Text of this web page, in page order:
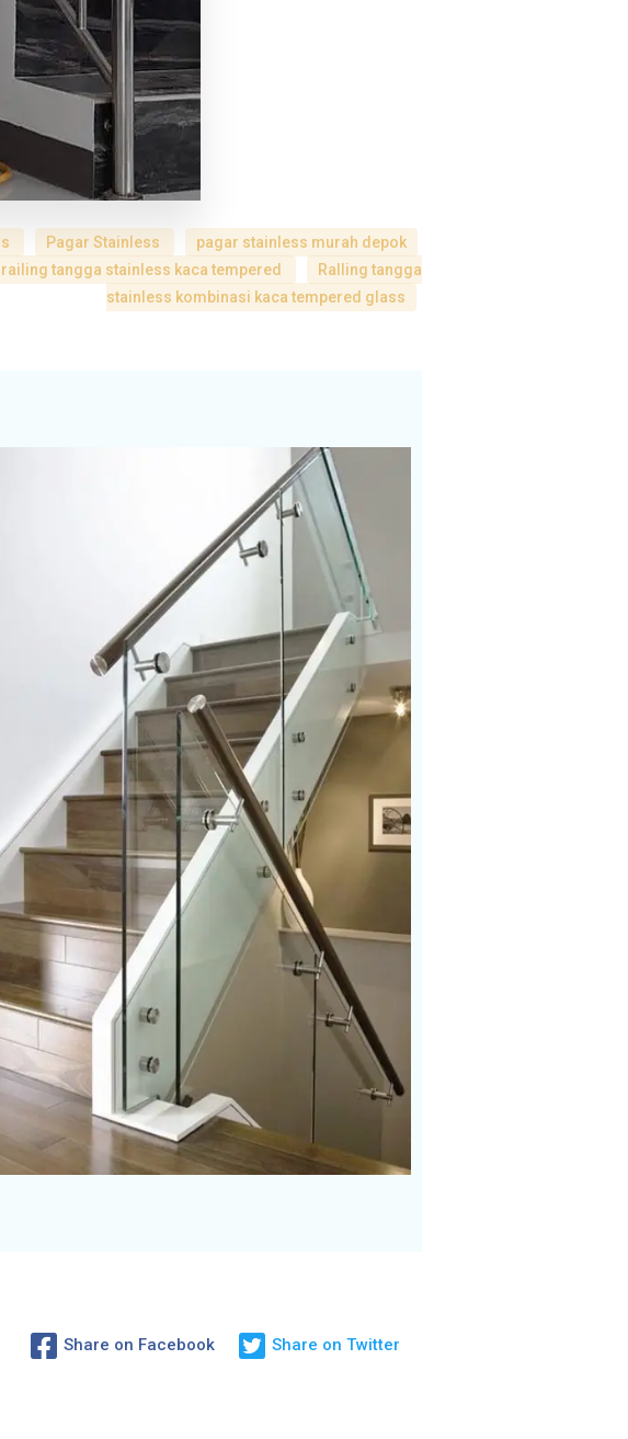
Pagar Stainless
pagar stainless murah depok
railing tangga stainless kaca tempered
Ralling tangga
stainless kombinasi kaca tempered glass
Share on Facebook Share on Twitter